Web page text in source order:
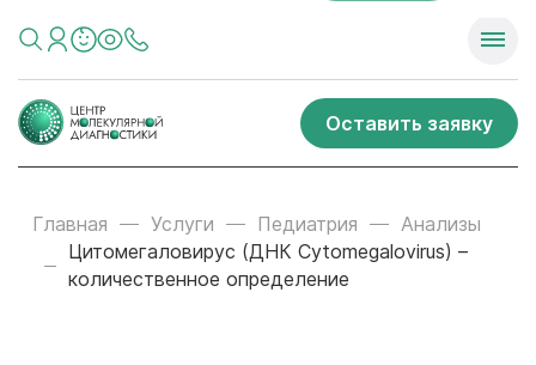
Оставить заявку
Главная Услуги Педиатрия
Анализы
Цитомегаловирус (ДНК Cytomegalovirus) –
количественное определение